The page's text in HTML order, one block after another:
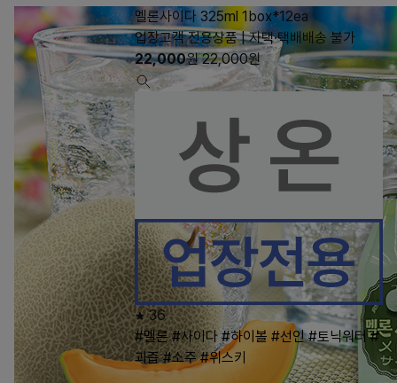
기타
멜론사이다 325ml 1box*12ea
업장고객 전용상품 | 자택·택배배송 불가
22,000원 22,000원
36
#멜론 #사이다 #하이볼 #선인 #토닉워터 #
과즙 #소주 #위스키